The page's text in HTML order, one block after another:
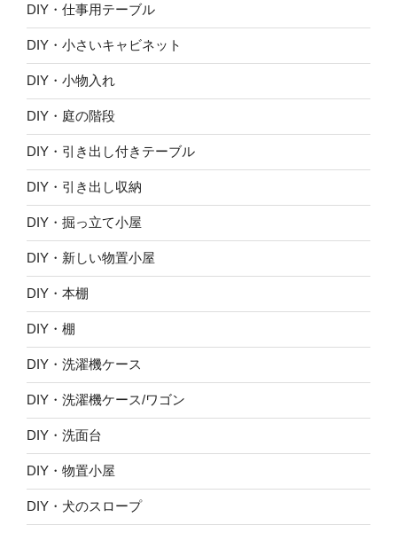
DIY・仕事用テーブル
DIY・小さいキャビネット
DIY・小物入れ
DIY・庭の階段
DIY・引き出し付きテーブル
DIY・引き出し収納
DIY・掘っ立て小屋
DIY・新しい物置小屋
DIY・本棚
DIY・棚
DIY・洗濯機ケース
DIY・洗濯機ケース/ワゴン
DIY・洗面台
DIY・物置小屋
DIY・犬のスロープ